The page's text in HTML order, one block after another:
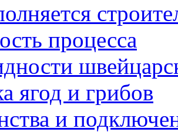
процесса
ягод и грибов
и